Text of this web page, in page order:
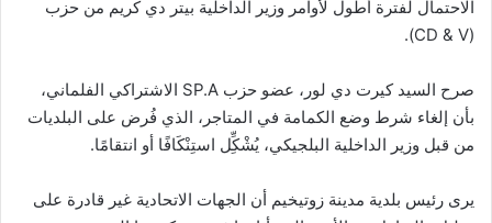
الاحتمال لفترة أطول لأوامر وزير الداخلية بيتر دي كريم من حزب
(CD & V).
صرح السيد كيرت دي لور، عضو حزب SP.A الاشتراكي الفلماني،
بأن إلغاء شرط وضع الكمامة في المتاجر، الذي فُرض على البلديات
من قبل وزير الداخلية البلجيكي، يُشْكِِّل استِنْكَافًا أو انتقامًا.
يرى رئيس بلدية مدينة زوتيخيم أن الجهات الاتحادية غير قادرة على